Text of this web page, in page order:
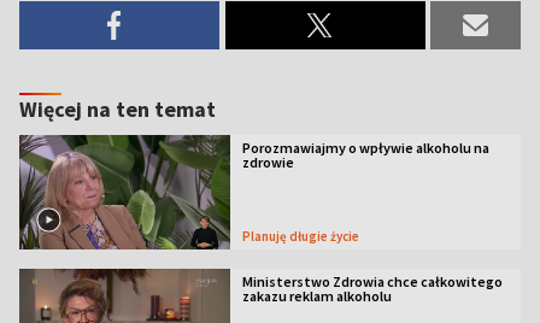
Więcej na ten temat
Porozmawiajmy o wpływie alkoholu na
zdrowie
Planuję długie życie
Ministerstwo Zdrowia chce całkowitego
zakazu reklam alkoholu